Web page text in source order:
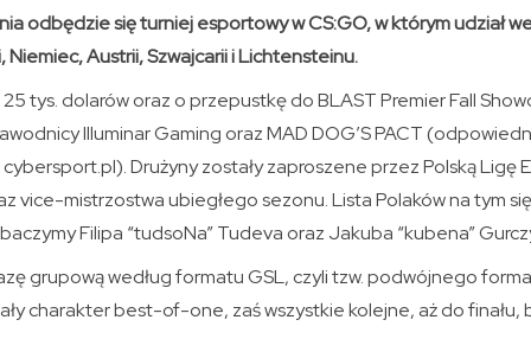
odbędzie się turniej esportowy w CS:GO, w którym udział
Niemiec, Austrii, Szwajcarii i Lichtensteinu.
tys. dolarów oraz o przepustkę do BLAST Premier Fall
Illuminar Gaming oraz MAD DOG’S PACT
Drużyny zostały zaproszene przez Polską Ligę
vice-mistrzostwa ubiegłego sezonu. Lista Polaków na tym
Filipa “tudsoNa” Tudeva oraz Jakuba “kubena”
grupową według formatu GSL, czyli tzw. podwójnego
charakter best-of-one, zaś wszystkie kolejne, aż do finału,